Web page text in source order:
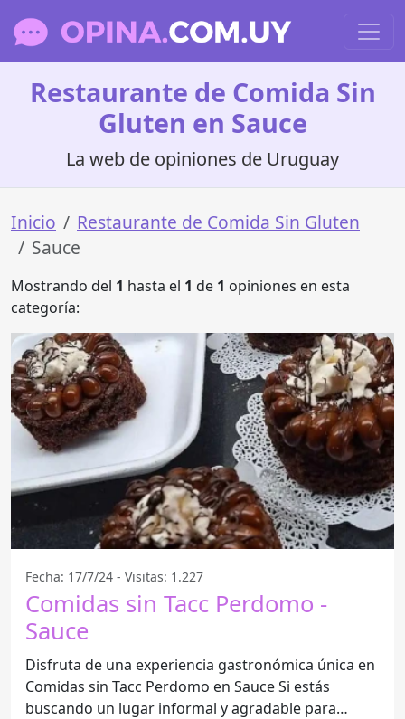
Restaurante de Comida Sin
Gluten en Sauce
La web de opiniones de Uruguay
Inicio
Restaurante de Comida Sin Gluten
Sauce
Mostrando del 1 hasta el 1 de 1 opiniones en esta
categoría:
Fecha: 17/7/24 - Visitas: 1.227
Comidas sin Tacc Perdomo -
Sauce
Disfruta de una experiencia gastronómica única en
Comidas sin Tacc Perdomo en Sauce Si estás
buscando un lugar informal y agradable para